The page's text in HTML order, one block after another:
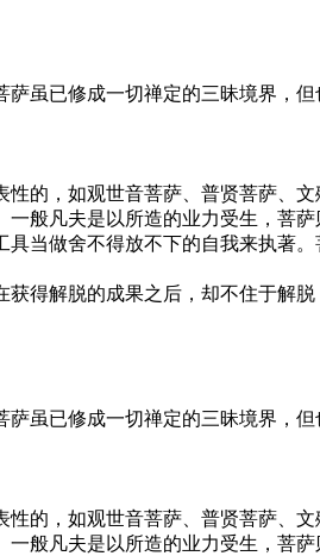
虽已修成一切禅定的三昧境界，但
，如观世音菩萨、普贤菩萨、文
般凡夫是以所造的业力受生，菩萨
当做舍不得放不下的自我来执著
得解脱的成果之后，却不住于解
虽已修成一切禅定的三昧境界，但
，如观世音菩萨、普贤菩萨、文
般凡夫是以所造的业力受生，菩萨